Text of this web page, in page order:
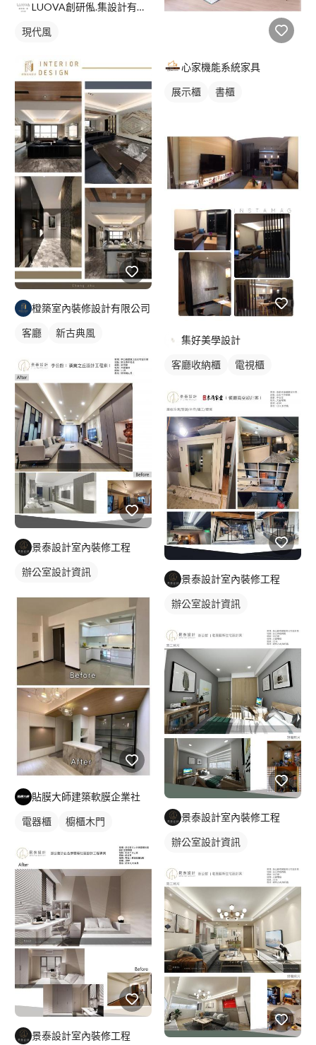
申請室內裝修許可證嗎？ A:一般住家可以詢問管委會，也可以上
網查詢，商業空間基本上都需要申請,我們有代辦申請室裝,消防,建
築結構申請，標準規費費用住宅約6~8萬，商業空間8~10萬，消防
在工程內。 Q:為何要簽約呢？ A:保障雙方權益，避免爭議，遵循
合約內容項目有依據。 Q:付款方式 A:報價雙方議價完成後，付訂
金1成合約 工程約簽約訂金3成,油漆進場完成5成 驗收簽章1成。
Q:你們服務地區有那些? A:1.台北市:大安區 信義區 中山區 萬華區
2.新北市:新莊區 樹林區 永和區 中和區 板橋區 3.台中市:西區 北區
西屯區 4.桃園市桃園區
LUOVA創研俬.集設計有限公司台中分部
現代風
橙築室內裝修設計有限公司
客廳 新古典風
景泰設計室內裝修工程
辦公室設計資訊
貼膜大師建築軟膜企業社
電器櫃 櫥櫃木門
景泰設計室內裝修工程
心家機能系統家具
展示櫃 書櫃
集好美學設計
客廳收納櫃 電視櫃
景泰設計室內裝修工程
辦公室設計資訊
景泰設計室內裝修工程
辦公室設計資訊